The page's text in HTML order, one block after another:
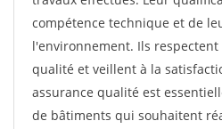
compétence technique et de
l'environnement. Ils
qualité et veillent à la
assurance qualité est
de bâtiments qui souhaitent